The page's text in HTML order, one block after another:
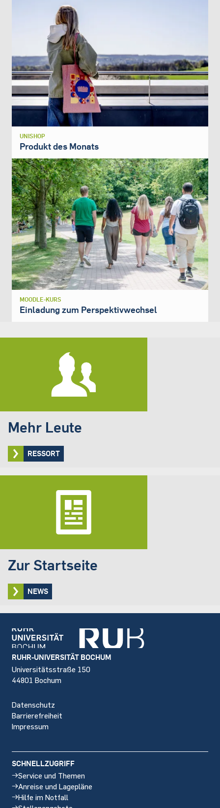
UNISHOP
Produkt des Monats
MOODLE-KURS
Einladung zum Perspektivwechsel
Mehr Leute
RESSORT
Zur Startseite
NEWS
Footer
RUHR-UNIVERSITÄT BOCHUM
Universitätsstraße 150
44801 Bochum
Datenschutz
Barrierefreiheit
Impressum
SCHNELLZUGRIFF
Service und Themen
Anreise und Lagepläne
Hilfe im Notfall